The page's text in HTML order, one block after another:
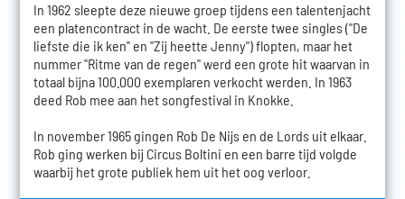
In 1962 sleepte deze nieuwe groep tijdens een talentenjacht
een platencontract in de wacht. De eerste twee singles ("De
liefste die ik ken" en "Zij heette Jenny") flopten, maar het
nummer "Ritme van de regen" werd een grote hit waarvan in
totaal bijna 100.000 exemplaren verkocht werden. In 1963
deed Rob mee aan het songfestival in Knokke.
In november 1965 gingen Rob De Nijs en de Lords uit elkaar.
Rob ging werken bij Circus Boltini en een barre tijd volgde
waarbij het grote publiek hem uit het oog verloor.